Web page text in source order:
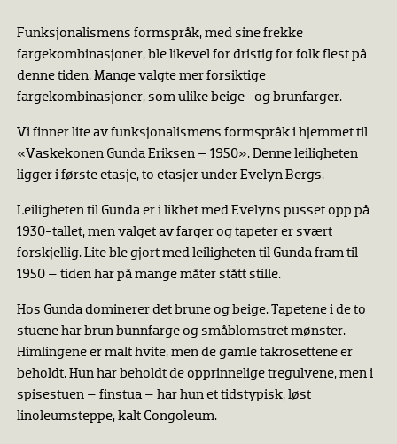
Funksjonalismens formspråk, med sine frekke
fargekombinasjoner, ble likevel for dristig for folk flest på
denne tiden. Mange valgte mer forsiktige
fargekombinasjoner, som ulike beige- og brunfarger.
Vi finner lite av funksjonalismens formspråk i hjemmet til
«Vaskekonen Gunda Eriksen – 1950». Denne leiligheten
ligger i første etasje, to etasjer under Evelyn Bergs.
Leiligheten til Gunda er i likhet med Evelyns pusset opp på
1930-tallet, men valget av farger og tapeter er svært
forskjellig. Lite ble gjort med leiligheten til Gunda fram til
1950 – tiden har på mange måter stått stille.
Hos Gunda dominerer det brune og beige. Tapetene i de to
stuene har brun bunnfarge og småblomstret mønster.
Himlingene er malt hvite, men de gamle takrosettene er
beholdt. Hun har beholdt de opprinnelige tregulvene, men i
spisestuen – finstua – har hun et tidstypisk, løst
linoleumsteppe, kalt Congoleum.